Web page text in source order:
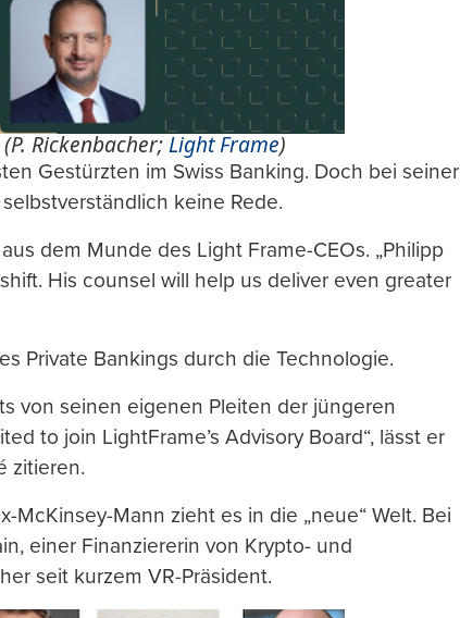
Rickenbacher;Light Frame)
Gestürzten im Swiss Banking. Doch bei seiner
keine Rede.
dem Munde des Light Frame-CEOs. „Philipp
His counsel will help us deliver even greater
Private Bankings durch die Technologie.
von seinen eigenen Pleiten der jüngeren
to join LightFrame’s Advisory Board“, lässt er
zitieren.
McKinsey-Mann zieht es in die „neue“ Welt. Bei
einer Finanziererin von Krypto- und
seit kurzem VR-Präsident.